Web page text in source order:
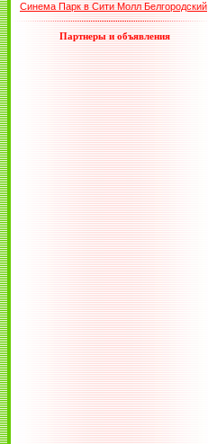
Синема Парк в Сити Молл Белгородский
Партнеры и объявления